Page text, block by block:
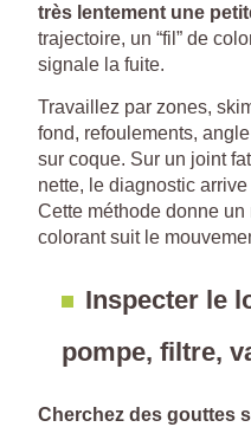
très lentement une
trajectoire, un “fil” de
signale la fuite.
Travaillez par zones,
fond, refoulements,
sur coque. Sur un joint
nette, le diagnostic
Cette méthode donne
colorant suit le
Inspecter le
pompe, filtre,
Cherchez des gouttes